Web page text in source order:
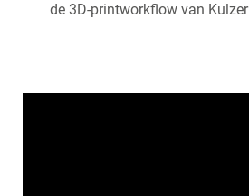
de 3D-printworkflow van Kulzer